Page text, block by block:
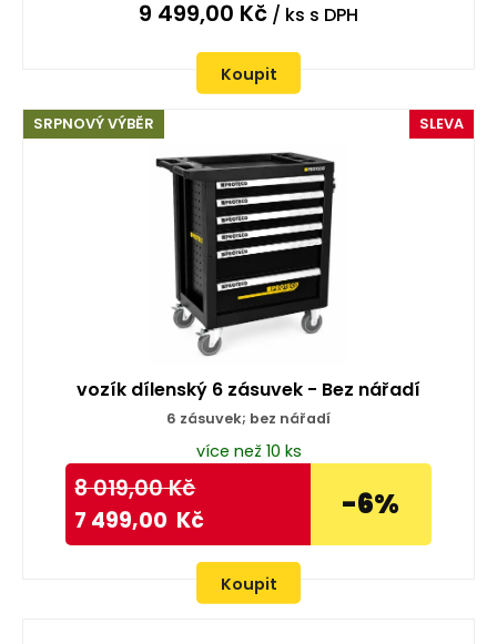
9 499,00 Kč / ks s DPH
Koupit
SLEVA
SRPNOVÝ VÝBĚR
vozík dílenský 6 zásuvek - Bez nářadí
6 zásuvek; bez nářadí
více než 10 ks
8 019,00Kč
7 499,00 Kč -6%
Koupit